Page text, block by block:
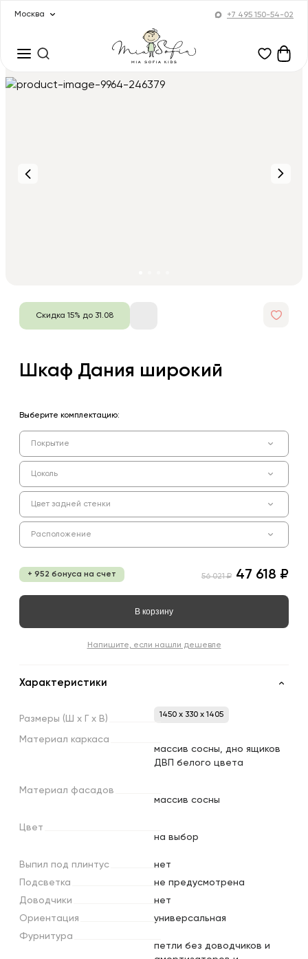
Москва +7 495 150-54-02
Скидка 15% до 31.08
Шкаф Дания широкий
Выберите комплектацию:
Покрытие
Цоколь
Цвет задней стенки
Расположение
+ 952 бонуса на счет 56 021 ₽ 47 618 ₽
В корзину
Напишите, если нашли дешевле
Характеристики
Размеры (Ш х х В) 1450 x 330 x 1405
Материал каркаса
массив сосны, дно ящиков
ДВП белого цвета
Материал фасадов
массив сосны
Цвет
на выбор
Выпил под плинтус
нет
Подсветка
не предусмотрена
Доводчики
нет
Ориентация
универсальная
Фурнитура
петли без доводчиков и